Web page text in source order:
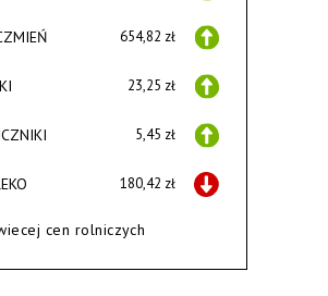
654,82 zł
23,25 zł
5,45 zł
180,42 zł
cen rolniczych